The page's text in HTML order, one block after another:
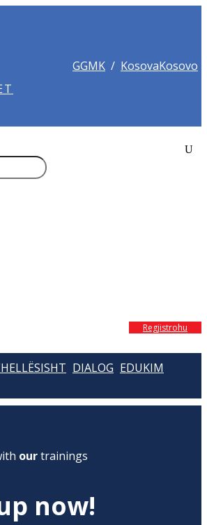
GGMK / KosovaKosovo
Regjistrohu
DIALOG EDUKIM
ourtrainings
now!